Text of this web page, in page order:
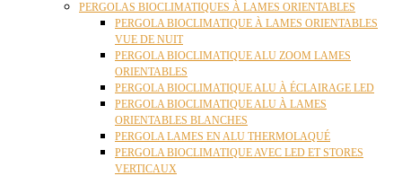
PERGOLAS BIOCLIMATIQUES À LAMES ORIENTABLES
PERGOLA BIOCLIMATIQUE À LAMES ORIENTABLES
VUE DE NUIT
PERGOLA BIOCLIMATIQUE ALU ZOOM LAMES
ORIENTABLES
PERGOLA BIOCLIMATIQUE ALU À ÉCLAIRAGE LED
PERGOLA BIOCLIMATIQUE ALU À LAMES
ORIENTABLES BLANCHES
PERGOLA LAMES EN ALU THERMOLAQUÉ
PERGOLA BIOCLIMATIQUE AVEC LED ET STORES
VERTICAUX